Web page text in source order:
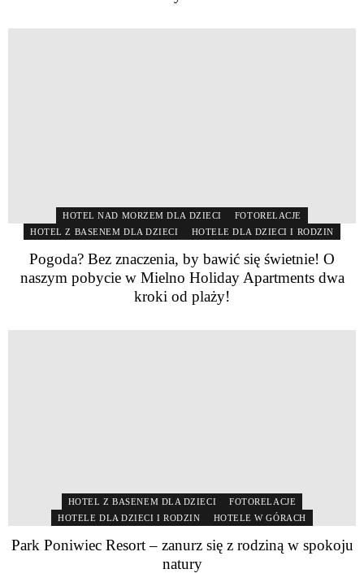
HOTEL NAD MORZEM DLA DZIECI
FOTORELACJE
HOTEL Z BASENEM DLA DZIECI
HOTELE DLA DZIECI I RODZIN
Pogoda? Bez znaczenia, by bawić się świetnie! O
naszym pobycie w Mielno Holiday Apartments dwa
kroki od plaży!
HOTEL Z BASENEM DLA DZIECI
FOTORELACJE
HOTELE DLA DZIECI I RODZIN
HOTELE W GÓRACH
Park Poniwiec Resort – zanurz się z rodziną w spokoju
natury